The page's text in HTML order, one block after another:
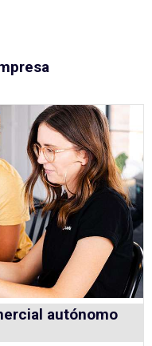
autónomo